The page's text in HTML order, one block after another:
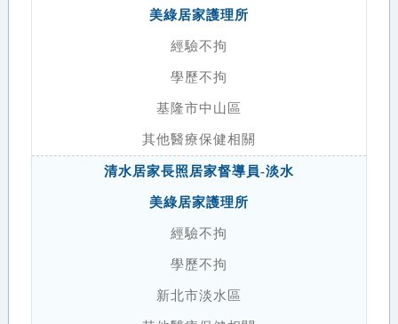
美綠居家護理所
經驗不拘
學歷不拘
基隆市中山區
其他醫療保健相關
清水居家長照居家督導員-淡水
美綠居家護理所
經驗不拘
學歷不拘
新北市淡水區